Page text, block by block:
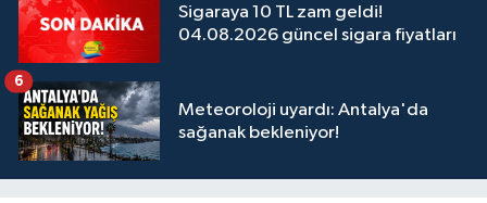
Sigaraya 10 TL zam geldi!
04.08.2026 güncel sigara fiyatları
Meteoroloji uyardı: Antalya'da
sağanak bekleniyor!
6